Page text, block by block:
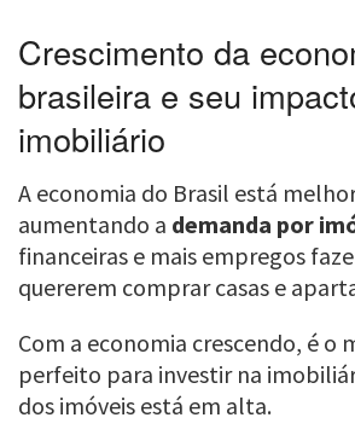
Crescimento da
brasileira e seu
imobiliário
A economia do Brasil está
aumentando a demanda por
financeiras e mais empregos
quererem comprar casas e
Com a economia crescendo, é o
perfeito para investir na
dos imóveis está em alta.